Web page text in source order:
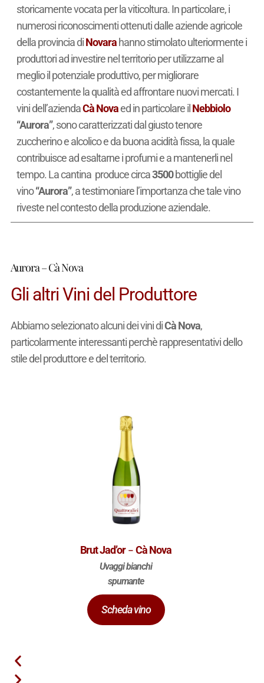
storicamente vocata per la viticoltura. In particolare, i
numerosi riconoscimenti ottenuti dalle aziende agricole
della provincia diNovarahanno stimolato ulteriormente i
produttori ad investire nel territorio per utilizzarne al
meglio il potenziale produttivo, per migliorare
costantemente la qualità ed affrontare nuovi mercati. I
vini dell’aziendaCà Novaed in particolare il Nebbiolo
“Aurora”, sono caratterizzati dal giusto tenore
zuccherino e alcolico e da buona acidità fissa, la quale
contribuisce ad esaltarne i profumi e a mantenerli nel
tempo. La cantina produce circa3500bottiglie del
vino“Aurora”, a testimoniare l’importanza che tale vino
riveste nel contesto della produzione aziendale.
Aurora – Cà Nova
Gli altri Vini del Produttore
Abbiamo selezionato alcuni dei vini diCà Nova,
particolarmente interessanti perchè rappresentativi dello
stile del produttore e del territorio.
Brut Jad’or-Cà Nova
Uvaggi bianchi
spumante
Scheda vino